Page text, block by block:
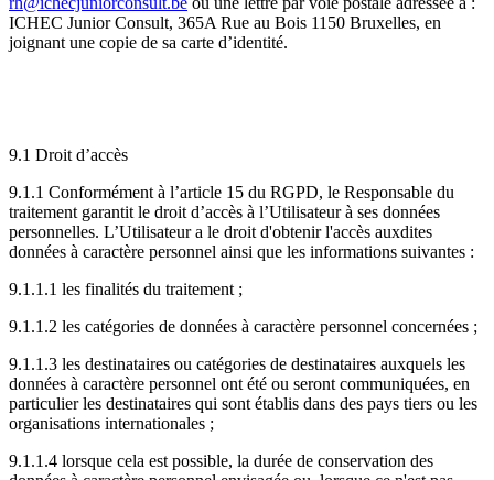
ICHEC Junior Consult, 365A Rue au Bois 1150 Bruxelles, en
joignant une copie de sa carte d’identité.
9.1 Droit d’accès
9.1.1 Conformément à l’article 15 du RGPD, le Responsable du
traitement garantit le droit d’accès à l’Utilisateur à ses données
personnelles. L’Utilisateur a le droit d'obtenir l'accès auxdites
données à caractère personnel ainsi que les informations suivantes :
9.1.1.1 les finalités du traitement ;
9.1.1.2 les catégories de données à caractère personnel concernées ;
9.1.1.3 les destinataires ou catégories de destinataires auxquels les
données à caractère personnel ont été ou seront communiquées, en
particulier les destinataires qui sont établis dans des pays tiers ou les
organisations internationales ;
9.1.1.4 lorsque cela est possible, la durée de conservation des